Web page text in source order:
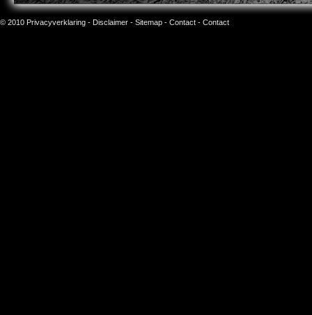
© 2010 Privacyverklaring - Disclaimer - Sitemap - Contact - Contact